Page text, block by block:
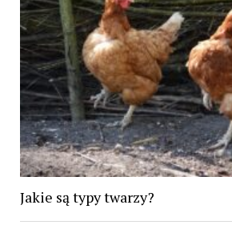
Jakie są typy twarzy?